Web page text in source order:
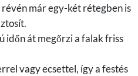
már egy-két rétegben is
időn át megőrzi a falak friss
vagy ecsettel, így a festés